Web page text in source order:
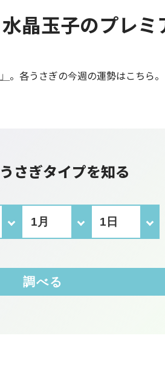
晶玉子のプレミ
。各うさぎの今週の運勢はこちら
さぎタイプを知る
調べる